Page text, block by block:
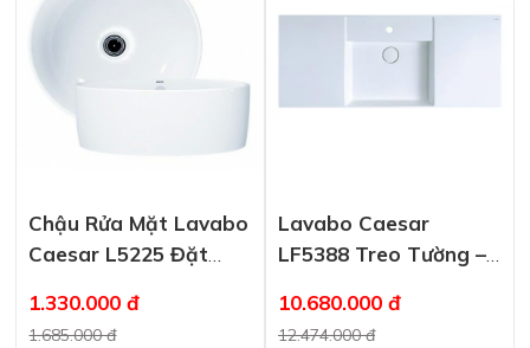
Chậu Rửa Mặt Lavabo
Caesar L5225 Đặt
1.330.000 đ
1.685.000 đ
Lavabo Caesar
LF5388 Treo Tường –
10.680.000 đ
12.474.000 đ